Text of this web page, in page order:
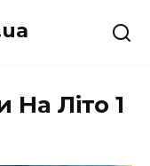
На Літо 1